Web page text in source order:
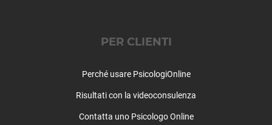
Noventa Padovana
Ospedaletto Euganeo
PER CLIENTI
Perché usare PsicologiOnline
Risultati con la videoconsulenza
Contatta uno Psicologo Online